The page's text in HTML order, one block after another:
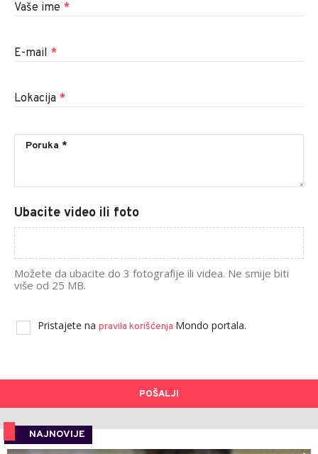
Vaše ime *
E-mail *
Lokacija *
Ubacite video ili foto
Možete da ubacite do 3 fotografije ili videa. Ne smije biti
više od 25 MB.
Pristajete na pravila korišćenja Mondo portala.
POŠALJI
NAJNOVIJE